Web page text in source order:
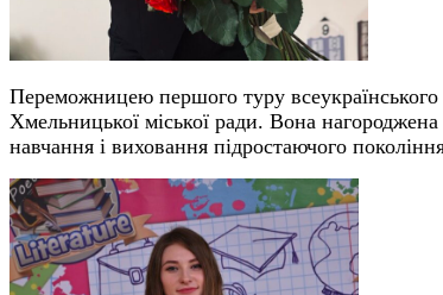
Переможницею першого туру всеукраїнського
Хмельницької міської ради. Вона
навчання і виховання підростаючого